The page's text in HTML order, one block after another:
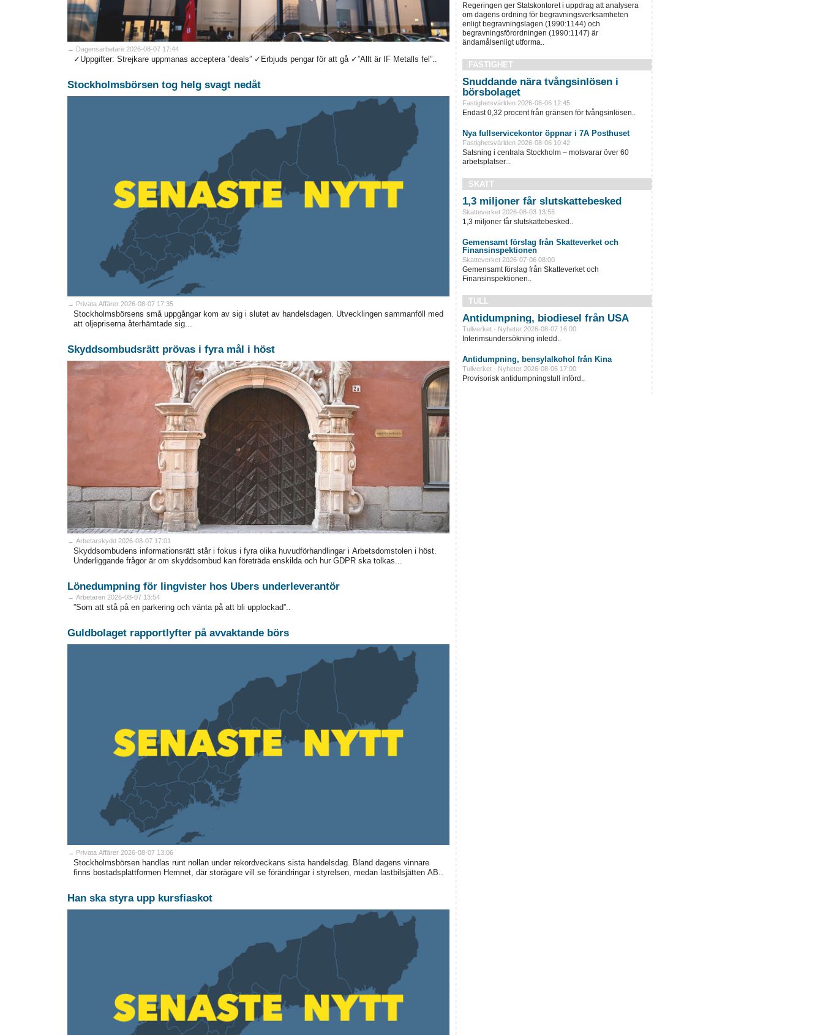
→ Dagensarbetare 2026-08-07 17:44
✓Uppgifter: Strejkare uppmanas acceptera ”deals” ✓Erbjuds pengar för att gå ✓”Allt är IF Metalls fel”..
Stockholmsbörsen tog helg svagt nedåt
→ Privata Affärer 2026-08-07 17:35
Stockholmsbörsens små uppgångar kom av sig i slutet av handelsdagen. Utvecklingen sammanföll med
att oljepriserna återhämtade sig...
Skyddsombudsrätt prövas i fyra mål i höst
→ Arbetarskydd 2026-08-07 17:01
Skyddsombudens informationsrätt står i fokus i fyra olika huvudförhandlingar i Arbetsdomstolen i höst.
Underliggande frågor är om skyddsombud kan företräda enskilda och hur GDPR ska tolkas...
Lönedumpning för lingvister hos Ubers underleverantör
→ Arbetaren 2026-08-07 13:54
”Som att stå på en parkering och vänta på att bli upplockad”..
Guldbolaget rapportlyfter på avvaktande börs
→ Privata Affärer 2026-08-07 13:06
Stockholmsbörsen handlas runt nollan under rekordveckans sista handelsdag. Bland dagens vinnare
finns bostadsplattformen Hemnet, där storägare vill se förändringar i styrelsen, medan lastbilsjätten AB..
Han ska styra upp kursfiaskot
Regeringen ger Statskontoret i uppdrag att analysera
om dagens ordning för begravningsverksamheten
enligt begravningslagen (1990:1144) och
begravningsförordningen (1990:1147) är
ändamålsenligt utforma..
FASTIGHET
Snuddande nära tvångsinlösen i
börsbolaget
Fastighetsvärlden 2026-08-06 12:45
Endast 0,32 procent från gränsen för tvångsinlösen..
Nya fullservicekontor öppnar i 7A Posthuset
Fastighetsvärlden 2026-08-06 10:42
Satsning i centrala Stockholm – motsvarar över 60
arbetsplatser...
SKATT
1,3 miljoner får slutskattebesked
Skatteverket 2026-08-03 13:55
1,3 miljoner får slutskattebesked..
Gemensamt förslag från Skatteverket och
Finansinspektionen
Skatteverket 2026-07-06 08:00
Gemensamt förslag från Skatteverket och
Finansinspektionen..
TULL
Antidumpning, biodiesel från USA
Tullverket - Nyheter 2026-08-07 16:00
Interimsundersökning inledd..
Antidumpning, bensylalkohol från Kina
Tullverket - Nyheter 2026-08-06 17:00
Provisorisk antidumpningstull införd..